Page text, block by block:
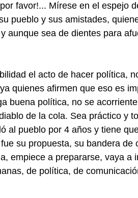
favor!... Mírese en el espejo
pueblo y sus amistades,
aunque sea de dientes para
el acto de hacer política,
quienes afirmen que eso es
buena política, no se
de la cola. Sea práctico y
al pueblo por 4 años y tiene
su propuesta, su bandera de
empiece a prepararse, vaya a
de política, de